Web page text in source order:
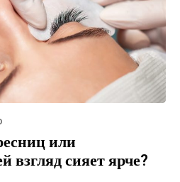
или
сияет ярче?